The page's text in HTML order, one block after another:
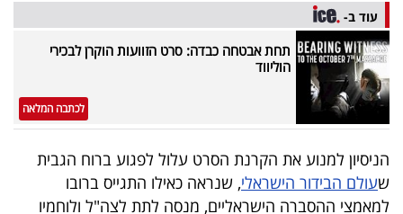
דרושים
ניוזלטרים
מייל
אדום
עוד ב-
תחת אבטחה כבדה: סרט הזוועות הוקרן לבכירי
הוליווד
לכתבה המלאה
הניסיון למנוע את הקרנת הסרט עלול לפגוע ברוח הגבית
שעולם הבידור הישראלי, שנראה כאילו התגייס ברובו
למאמצי ההסברה הישראליים, מנסה לתת לצה"ל ולוחמיו